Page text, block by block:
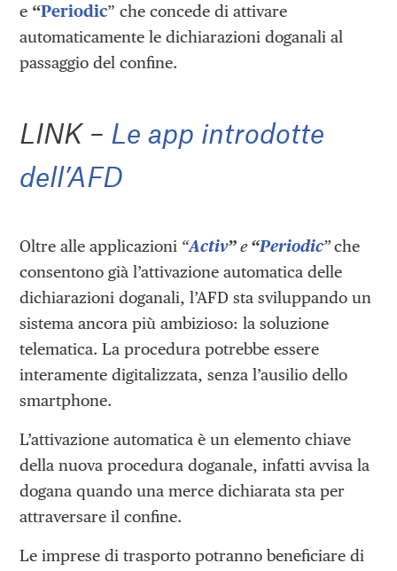
e “Periodic” che concede di attivare
automaticamente le dichiarazioni doganali al
passaggio del confine.
LINK – Le app introdotte
dell’AFD
Oltre alle applicazioni “Activ”e“Periodic”che
consentono già l’attivazione automatica delle
dichiarazioni doganali, l’AFD sta sviluppando un
sistema ancora più ambizioso: la soluzione
telematica. La procedura potrebbe essere
interamente digitalizzata, senza l’ausilio dello
smartphone.
L’attivazione automatica è un elemento chiave
della nuova procedura doganale, infatti avvisa la
dogana quando una merce dichiarata sta per
attraversare il confine.
Le imprese di trasporto potranno beneficiare di